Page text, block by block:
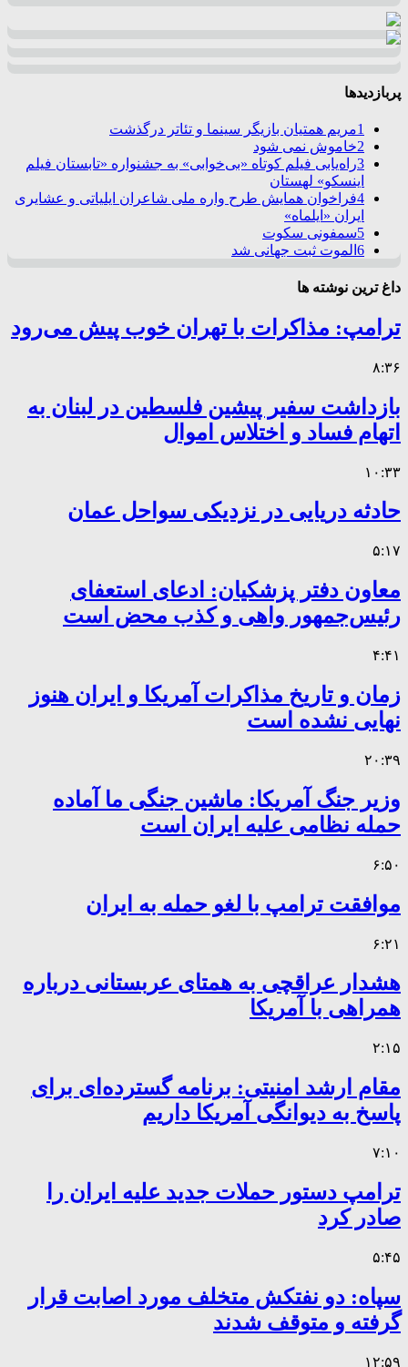
پربازدیدها
1مریم همتیان بازیگر سینما و تئاتر درگذشت
2خاموش نمی شود
3راه‌یابی فیلم کوتاه «بی‌خوابی» به جشنواره «تابستان فیلم
اینسکو» لهستان
4فراخوان همایش طرح واره ملی شاعران ایلیاتی و عشایری
ایران «ایلماه»
5سمفونی سکوت
6 الموت ثبت جهانی شد
داغ ترین نوشته ها
ترامپ: مذاکرات با تهران خوب پیش می‌رود
۸:۳۶
بازداشت سفیر پیشین فلسطین در لبنان به
اتهام فساد و اختلاس اموال
۱۰:۳۳
حادثه دریایی در نزدیکی سواحل عمان
۵:۱۷
معاون دفتر پزشکیان: ادعای استعفای
رئیس‌جمهور واهی و کذب محض است
۴:۴۱
زمان و تاریخ مذاکرات آمریکا و ایران هنوز
نهایی نشده است
۲۰:۳۹
وزیر جنگ آمریکا: ماشین جنگی ما آماده
حمله نظامی علیه ایران است
۶:۵۰
موافقت ترامپ با لغو حمله به ایران
۶:۲۱
هشدار عراقچی به همتای عربستانی درباره
همراهی با آمریکا
۲:۱۵
مقام ارشد امنیتی: برنامه گسترده‌ای برای
پاسخ به دیوانگی آمریکا داریم
۷:۱۰
ترامپ دستور حملات جدید علیه ایران را
صادر کرد
۵:۴۵
سپاه: دو نفتکش متخلف مورد اصابت قرار
گرفته و متوقف شدند
۱۲:۵۹